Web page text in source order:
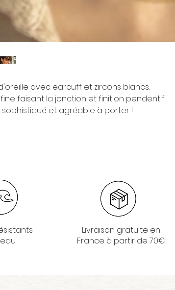
avec earcuff et zircons blancs.
faisant la jonction et finition pendentif.
sophistiqué et agréable à porter !
Livraison gratuite en
France à partir de 70€